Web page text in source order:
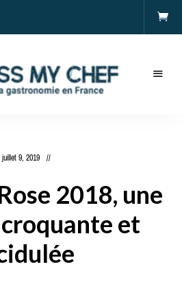
juillet 9, 2019
2018, une
et